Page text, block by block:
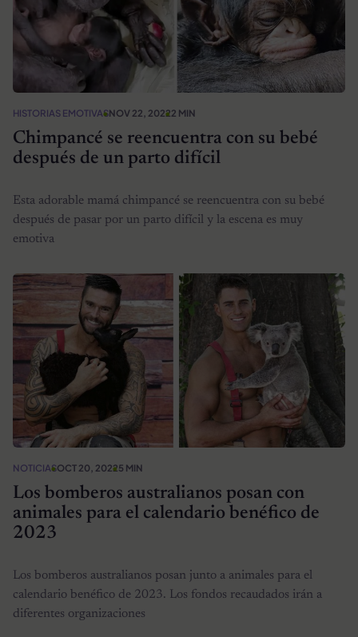
HISTORIAS EMOTIVASNOV 22, 20222 MIN
Chimpancé se reencuentra con su bebé
después de un parto difícil
Esta adorable mamá chimpancé se reencuentra con su bebé
después de pasar por un parto difícil y la escena es muy
emotiva
NOTICIASOCT 20, 20225 MIN
Los bomberos australianos posan con
animales para el calendario benéfico de
2023
Los bomberos australianos posan junto a animales para el
calendario benéfico de 2023. Los fondos recaudados irán a
diferentes organizaciones